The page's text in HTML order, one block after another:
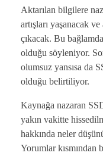
Aktarılan bilgilere
artışları yaşanacak ve
çıkacak. Bu
olduğu söyleniyor.
olumsuz yansısa da
olduğu belirtiliyor.
Kaynağa nazaran
yakın vakitte
hakkında neler
Yorumlar kısmından